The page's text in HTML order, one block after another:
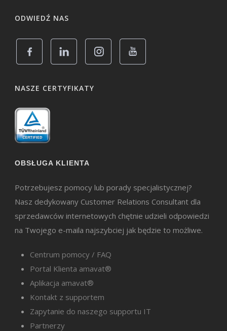
ODWIEDŹ NAS
NASZE CERTYFIKATY
OBSŁUGA KLIENTA
Potrzebujesz pomocy lub porady specjalistycznej?
Nasz dedykowany Customer Relations Consultant dla
sprzedawców internetowych chętnie udzieli odpowiedzi
na Twojego e-maila najszybciej jak będzie to możliwe.
Centrum pomocy / FAQ
Portal Klienta amavat®
Aplikacja amavat®
Kontakt z supportem
Zapytanie do naszego supportu IT
Partnerzy